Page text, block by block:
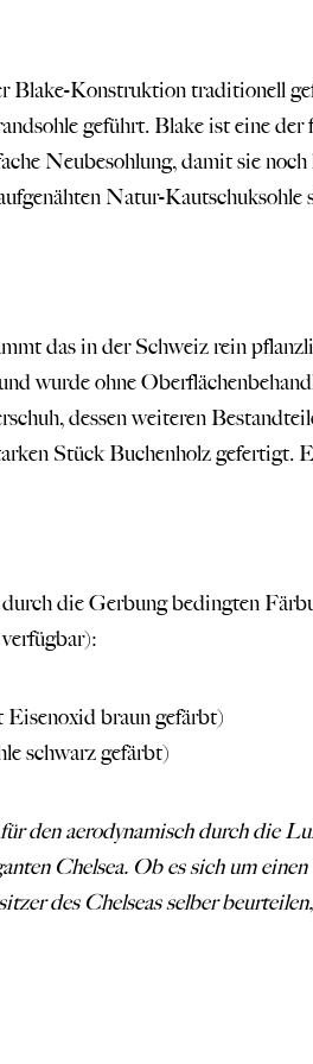
Blake-Konstruktion traditionell
geführt. Blake ist eine der
Neubesohlung, damit sie
Natur-
das in der Schweiz rein
wurde ohne
dessen weiteren
Stück Buchenholz gefertigt.
die Gerbung bedingten
braun gefärbt)
schwarz gefärbt)
den aerodynamisch durch die
Chelsea. Ob es sich um
des Chelseas selber